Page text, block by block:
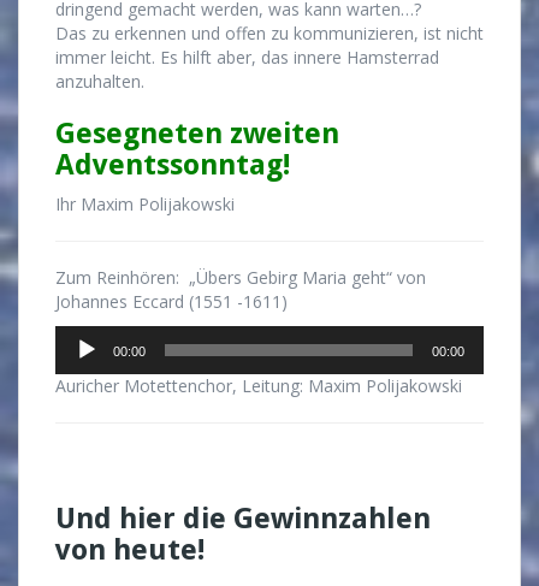
dringend gemacht werden, was kann warten…?
Das zu erkennen und offen zu kommunizieren, ist nicht
immer leicht. Es hilft aber, das innere Hamsterrad
anzuhalten.
Gesegneten zweiten
Adventssonntag!
Ihr Maxim Polijakowski
Zum Reinhören: „Übers Gebirg Maria geht“ von
Johannes Eccard (1551 -1611)
Audio-
Player
00:00 00:00
Auricher Motettenchor, Leitung: Maxim Polijakowski
Und hier die Gewinnzahlen
von heute!